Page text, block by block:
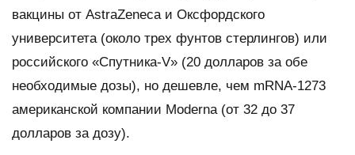
вакцины от AstraZeneca и Оксфордского
университета (около трех фунтов стерлингов) или
российского «Спутника-V» (20 долларов за обе
необходимые дозы), но дешевле, чем mRNA-1273
американской компании Moderna (от 32 до 37
долларов за дозу).